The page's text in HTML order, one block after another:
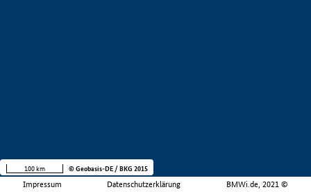
Impressum Datenschutzerklärung BMWi.de, 2021 ©
100 km © Geobasis-DE / BKG 2015